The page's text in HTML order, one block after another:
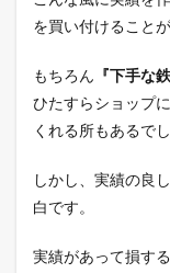
を買い付けること
もちろん 『下手な
ひたすらショップ
くれる所もあるでし
しかし、実績の良
白です。
実績があって損す